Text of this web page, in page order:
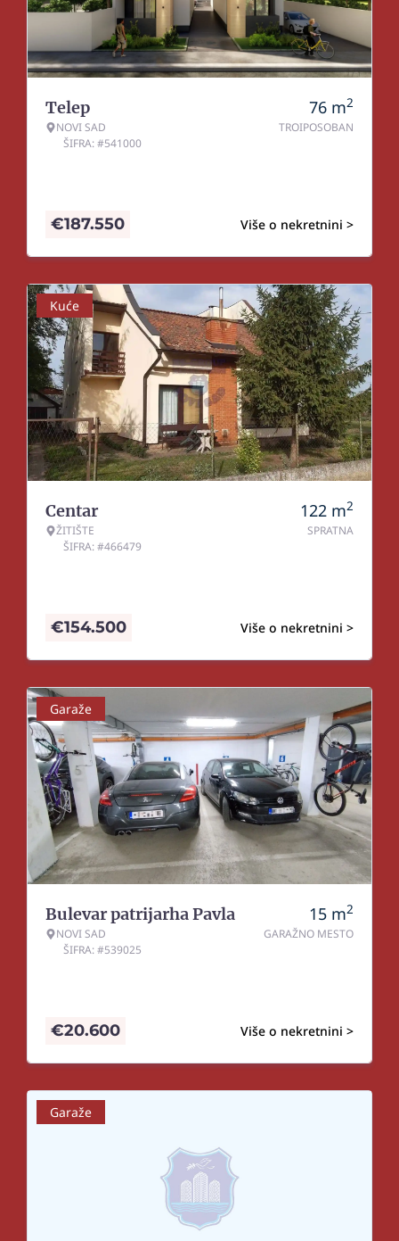
Telep
NOVI SAD
ŠIFRA: #541000
76 m2
TROIPOSOBAN
Više o nekretnini >
€187.550
Kuće
Centar
ŽITIŠTE
ŠIFRA: #466479
122 m2
SPRATNA
Više o nekretnini >
€154.500
Garaže
Bulevar patrijarha Pavla
NOVI SAD
ŠIFRA: #539025
15 m2
GARAŽNO MESTO
Više o nekretnini >
€20.600
Garaže